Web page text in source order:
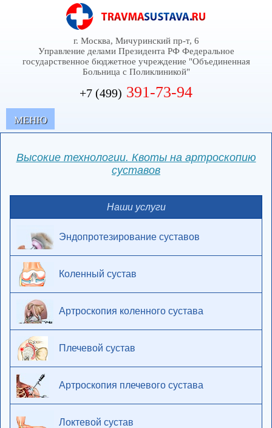
г. Москва, Мичуринский пр-т, 6
Управление делами Президента РФ Федеральное
государственное бюджетное учреждение "Объединенная
Больница с Поликлиникой"
+7 (499) 391-73-94
MЕНЮ
Высокие технологии. Квоты на артроскопию
суставов
Наши услуги
Эндопротезирование суставов
Коленный сустав
Артроскопия коленного сустава
Плечевой сустав
Артроскопия плечевого сустава
Локтевой сустав